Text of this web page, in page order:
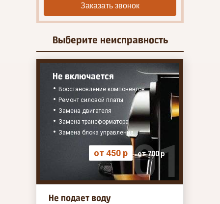
Заказать звонок
Выберите неисправность
Не включается
Восстановление компонентов
Ремонт силовой платы
Замена двигателя
Замена трансформатора
Замена блока управления
от 450 р от 700 р
Не подает воду